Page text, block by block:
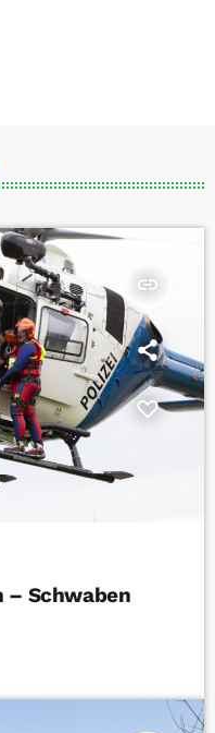
insert_link
– Schwaben